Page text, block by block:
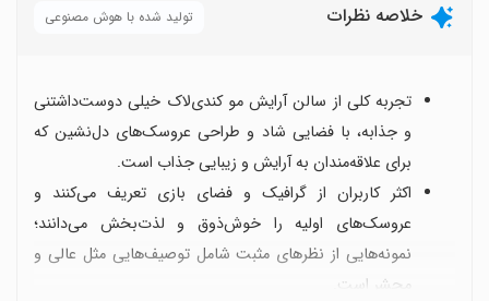
خلاصه نظرات تولید شده با هوش مصنوعی
تجربه کلی از سالن آرایش مو کندی‌لاک خیلی دوست‌داشتنی
و جذابه، با فضایی شاد و طراحی عروسک‌های دل‌نشین که
برای علاقه‌مندان به آرایش و زیبایی جذاب است.
اکثر کاربران از گرافیک و فضای بازی تعریف می‌کنند و
عروسک‌های اولیه را خوش‌ذوق و لذت‌بخش می‌دانند؛
نمونه‌هایی از نظرهای مثبت شامل توصیف‌هایی مثل عالی و
محشر است.